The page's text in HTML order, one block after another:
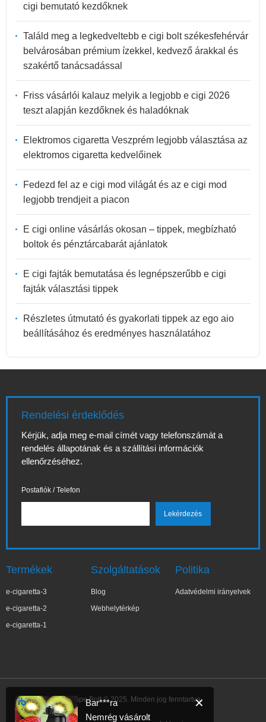
cigi bemutató kezdőknek
Találd meg a legkedveltebb e cigi bolt székesfehérvár
belvárosában prémium ízekkel, kedvező árakkal és
szakértő tanácsadással
Friss vásárlói kalauz melyik a legjobb e cigi 2026
teszt alapján kezdőknek és haladóknak
Elektromos cigaretta Veszprém legjobb választása az
elektromos cigaretta kedvelőinek
Fedezd fel az e cigi mod világát és az e cigi mod
legjobb trendjeit a piacon
E cigi online vásárlás okosan – tippek, megbízható
boltok és pénztárcabarát ajánlatok
E cigi fajták bemutatása és legnépszerűbb e cigi
fajták választási tippek
Részletes útmutató és gyakorlati tippek az ego aio
beállításához és eredményes használatához
Rendelési érdeklődés
Kérjük, adja meg e-mail címét vagy telefonszámát a
rendelés állapotának és a szállítási információk
ellenőrzéséhez.
Postafiók / Telefon
Termékek
e-cigaretta-3
e-cigaretta-2
e-cigaretta-1
Szolgáltatások
Blog
Webhelytérkép
Politika
Adatvédelmi irányelvek
IBVape Bolt © 2025. Minden jog fenntartva.
✕
Bar***ra
Nemrég vásárolt